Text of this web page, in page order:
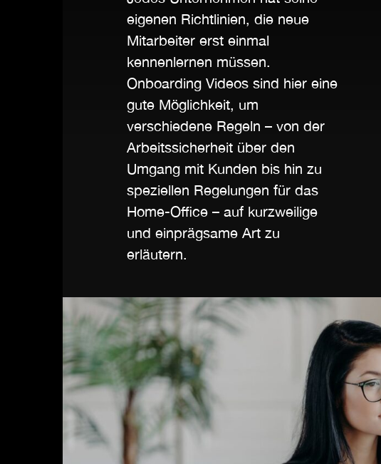
eigenen Richtlinien, die neue
Mitarbeiter erst einmal
kennenlernen müssen.
Onboarding Videos sind hier eine
gute Möglichkeit, um
verschiedene Regeln – von der
Arbeitssicherheit über den
Umgang mit Kunden bis hin zu
speziellen Regelungen für das
Home-Office – auf kurzweilige
und einprägsame Art zu
erläutern.